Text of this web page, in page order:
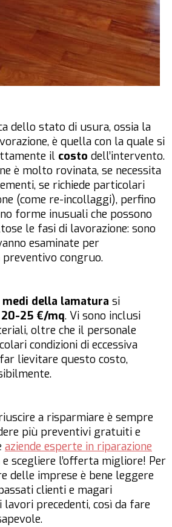
dello stato di usura, ossia la
è quella con la quale si
il costo dell’intervento.
è molto rovinata, se necessita
se richiede particolari
(come re-incollaggi), perfino
forme inusuali che possono
le fasi di lavorazione: sono
esaminate per
preventivo congruo.
della lamatura si
20-25 €/mq. Vi sono inclusi
oltre che il personale
condizioni di eccessiva
lievitare questo costo,
a risparmiare è sempre
più preventivi gratuiti e
aziende esperte in riparazione
scegliere l’offerta migliore! Per
delle imprese è bene leggere
clienti e magari
precedenti, così da fare